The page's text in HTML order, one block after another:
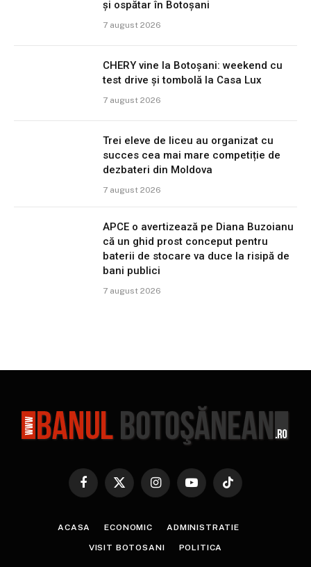
și ospătar în Botoșani
7 august 2026
CHERY vine la Botoșani: weekend cu
test drive și tombolă la Casa Lux
7 august 2026
Trei eleve de liceu au organizat cu
succes cea mai mare competiție de
dezbateri din Moldova
7 august 2026
APCE o avertizează pe Diana Buzoianu
că un ghid prost conceput pentru
baterii de stocare va duce la risipă de
bani publici
7 august 2026
Facebook
X
InstagramYouTubeTikTok
ACASA ECONOMIC ADMINISTRATIE
VISIT BOTOSANI POLITICA